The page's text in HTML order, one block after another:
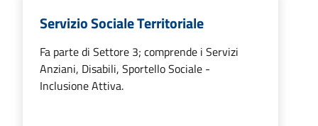
Servizio Sociale Territoriale
Fa parte di Settore 3; comprende i Servizi
Anziani, Disabili, Sportello Sociale -
Inclusione Attiva.